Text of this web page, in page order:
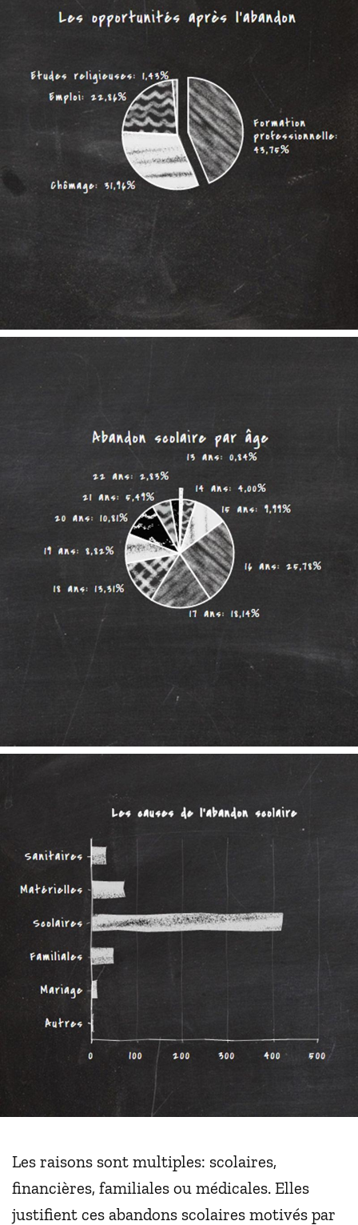
Les raisons sont multiples: scolaires,
financières, familiales ou médicales. Elles
justifient ces abandons scolaires motivés par